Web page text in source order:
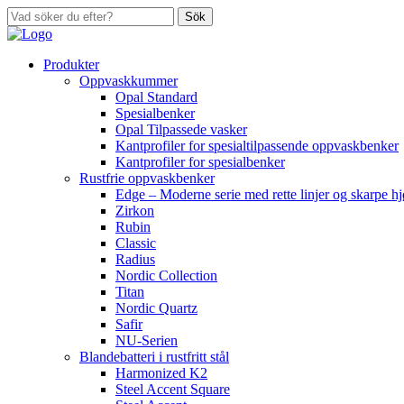
Sök
Produkter
Oppvaskkummer
Opal Standard
Spesialbenker
Opal Tilpassede vasker
Kantprofiler for spesialtilpassende oppvaskbenker
Kantprofiler for spesialbenker
Rustfrie oppvaskbenker
Edge – Moderne serie med rette linjer og skarpe
Zirkon
Rubin
Classic
Radius
Nordic Collection
Titan
Nordic Quartz
Safir
NU-Serien
Blandebatteri i rustfritt stål
Harmonized K2
Steel Accent Square